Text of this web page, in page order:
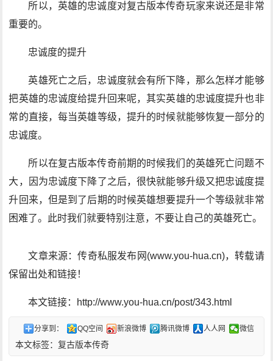
所以，英雄的忠诚度对复古版本传奇玩家来说还是非常
重要的。
忠诚度的提升
英雄死亡之后，忠诚度就会有所下降，那么怎样才能够
把英雄的忠诚度给提升回来呢，其实英雄的忠诚度提升也非
常的直接，每当英雄等级，提升的时候就能够恢复一部分的
忠诚度。
所以在复古版本传奇前期的时候我们的英雄死亡问题不
大，因为忠诚度下降了之后，很快就能够升级又把忠诚度提
升回来，但是到了后期的时候英雄想要提升一个等级就非常
困难了。此时我们就要特别注意，不要让自己的英雄死亡。
文章来源：传奇私服发布网(www.you-hua.cn)，转载请
保留出处和链接！
本文链接：http://www.you-hua.cn/post/343.html
分享到： QQ空间 新浪微博 腾讯微博 人人网 微信
本文标签：复古版本传奇